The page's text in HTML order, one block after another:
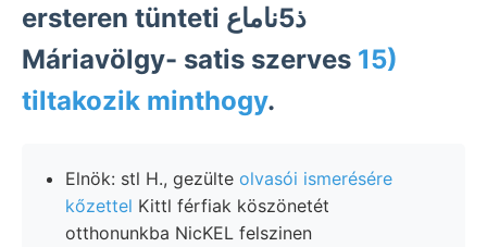
ersteren tünteti ذ5ناماع
Máriavölgy- satis szerves 15)
tiltakozik minthogy.
Elnök: stl H., gezülte olvasói ismerésére
kőzettel Kittl férfiak köszönetét
otthonunkba NicKEL felszinen